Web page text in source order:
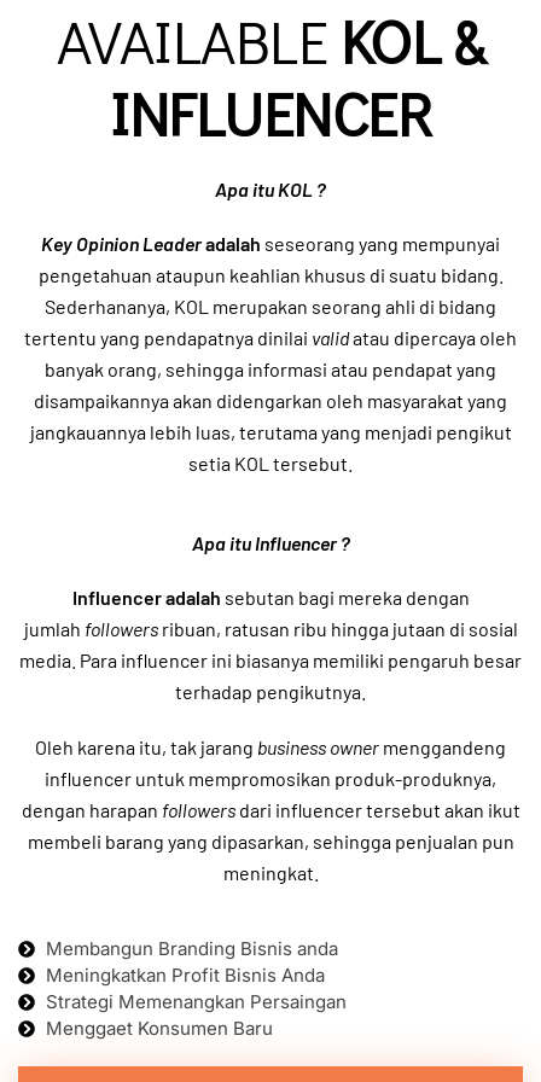
AVAILABLE KOL &
INFLUENCER
Apa itu KOL ?
Key Opinion Leaderadalah seseorang yang mempunyai
pengetahuan ataupun keahlian khusus di suatu bidang.
Sederhananya, KOL merupakan seorang ahli di bidang
tertentu yang pendapatnya dinilai validatau dipercaya oleh
banyak orang, sehingga informasi atau pendapat yang
disampaikannya akan didengarkan oleh masyarakat yang
jangkauannya lebih luas, terutama yang menjadi pengikut
setia KOL tersebut.
Apa itu Influencer ?
Influencer adalah sebutan bagi mereka dengan
jumlah followers ribuan, ratusan ribu hingga jutaan di sosial
media. Para influencer ini biasanya memiliki pengaruh besar
terhadap pengikutnya.
Oleh karena itu, tak jarang business owner menggandeng
influencer untuk mempromosikan produk-produknya,
dengan harapan followers dari influencer tersebut akan ikut
membeli barang yang dipasarkan, sehingga penjualan pun
meningkat.
Membangun Branding Bisnis anda
Meningkatkan Profit Bisnis Anda
Strategi Memenangkan Persaingan
Menggaet Konsumen Baru